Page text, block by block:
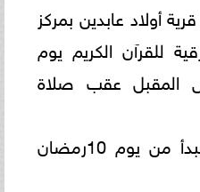
أولاد عابدين بمركز
للقرآن الكريم يوم
القادم 10مارس المقبل عقب صلاة
وأن الاختبارات سوف تبدأ من يوم 10رمضان